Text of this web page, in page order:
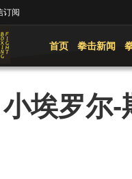
订阅
首页 拳击新闻
埃罗尔